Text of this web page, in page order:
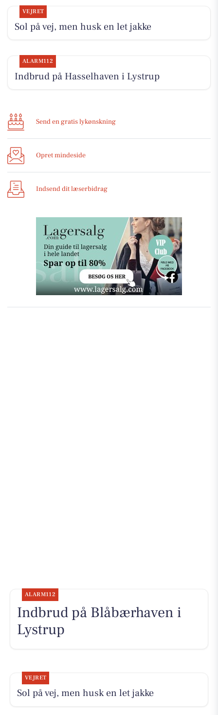
VEJRET
Sol på vej, men husk en let jakke
ALARM112
Indbrud på Hasselhaven i Lystrup
Send en gratis lykønskning
Opret mindeside
Indsend dit læserbidrag
ALARM112
Indbrud på Blåbærhaven i
Lystrup
VEJRET
Sol på vej, men husk en let jakke